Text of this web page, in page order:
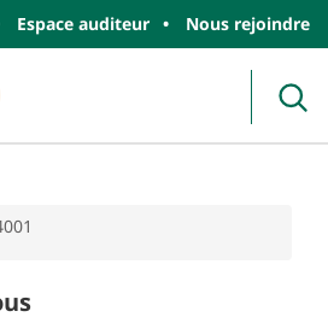
Espace auditeur Nous rejoindre